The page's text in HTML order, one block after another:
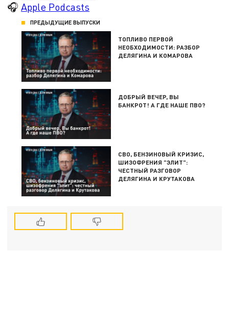
🎧 Apple Podcasts
ПРЕДЫДУЩИЕ ВЫПУСКИ
ТОПЛИВО ПЕРВОЙ
НЕОБХОДИМОСТИ: РАЗБОР
ДЕЛЯГИНА И КОМАРОВА
ДОБРЫЙ ВЕЧЕР, ВЫ
БАНКРОТ! А ГДЕ НАШЕ ПВО?
СВО, БЕНЗИНОВЫЙ КРИЗИС,
ШИЗОФРЕНИЯ "ЭЛИТ":
ЧЕСТНЫЙ РАЗГОВОР
ДЕЛЯГИНА И КРУТАКОВА